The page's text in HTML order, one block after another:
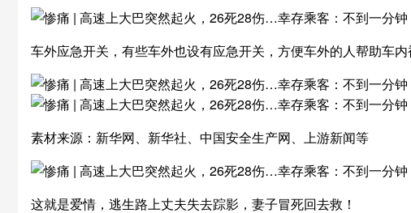
车外应急开关，有些车外也设有应急开关，方便车外的人帮助车内
素材来源：新华网、新华社、中国安全生产网、上游新闻等
这就是爱情，逃生路上丈夫失去踪影，妻子冒死回去救！